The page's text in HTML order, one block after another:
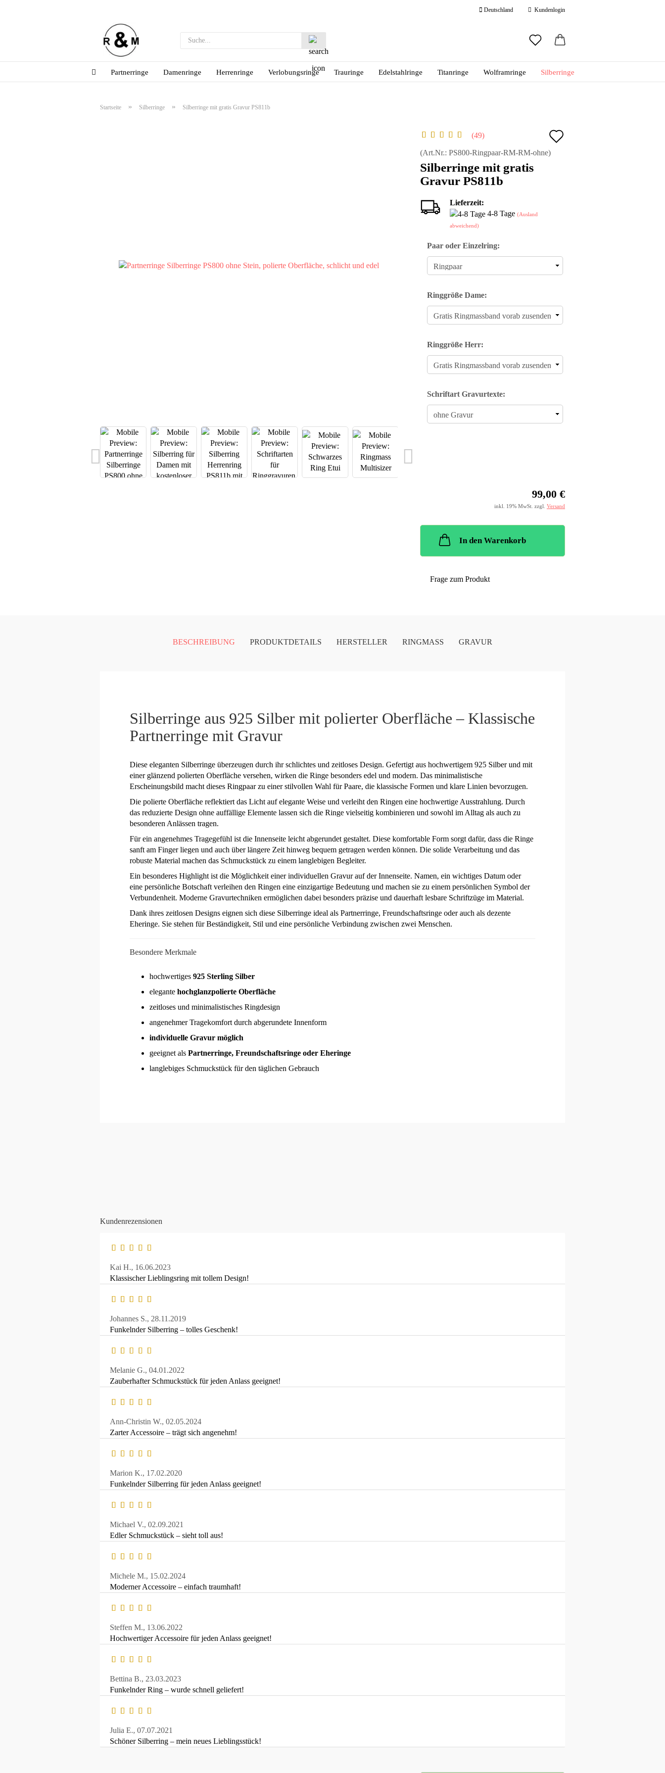
Deutschland Kundenlogin
E-Mail
Konto erstellen
Passwort vergessen?
Partnerringe Damenringe Herrenringe Verlobungsringe Trauringe Edelstahlringe Titanringe Wolframringe Silberringe
Startseite » Silberringe » Silberringe mit gratis Gravur PS811b
49
(Art.Nr.: PS800-Ringpaar-RM-RM-ohne)
Silberringe mit gratis
Gravur PS811b
Lieferzeit:
4-8 Tage (Ausland
abweichend)
Paar oder Einzelring:
Ringgröße Dame:
Ringgröße Herr:
Schriftart Gravurtexte:
99,00 €
inkl. 19% MwSt. zzgl. Versand
In den Warenkorb
Frage zum Produkt
BESCHREIBUNG PRODUKTDETAILS HERSTELLER RINGMASS GRAVUR
Silberringe aus 925 Silber mit polierter Oberfläche – Klassische
Partnerringe mit Gravur
Diese eleganten Silberringe überzeugen durch ihr schlichtes und zeitloses Design. Gefertigt aus hochwertigem 925 Silber und mit
einer glänzend polierten Oberfläche versehen, wirken die Ringe besonders edel und modern. Das minimalistische
Erscheinungsbild macht dieses Ringpaar zu einer stilvollen Wahl für Paare, die klassische Formen und klare Linien bevorzugen.
Die polierte Oberfläche reflektiert das Licht auf elegante Weise und verleiht den Ringen eine hochwertige Ausstrahlung. Durch
das reduzierte Design ohne auffällige Elemente lassen sich die Ringe vielseitig kombinieren und sowohl im Alltag als auch zu
besonderen Anlässen tragen.
Für ein angenehmes Tragegefühl ist die Innenseite leicht abgerundet gestaltet. Diese komfortable Form sorgt dafür, dass die Ringe
sanft am Finger liegen und auch über längere Zeit hinweg bequem getragen werden können. Die solide Verarbeitung und das
robuste Material machen das Schmuckstück zu einem langlebigen Begleiter.
Ein besonderes Highlight ist die Möglichkeit einer individuellen Gravur auf der Innenseite. Namen, ein wichtiges Datum oder
eine persönliche Botschaft verleihen den Ringen eine einzigartige Bedeutung und machen sie zu einem persönlichen Symbol der
Verbundenheit. Moderne Gravurtechniken ermöglichen dabei besonders präzise und dauerhaft lesbare Schriftzüge im Material.
Dank ihres zeitlosen Designs eignen sich diese Silberringe ideal als Partnerringe, Freundschaftsringe oder auch als dezente
Eheringe. Sie stehen für Beständigkeit, Stil und eine persönliche Verbindung zwischen zwei Menschen.
Besondere Merkmale
hochwertiges 925 Sterling Silber
elegante hochglanzpolierte Oberfläche
zeitloses und minimalistisches Ringdesign
angenehmer Tragekomfort durch abgerundete Innenform
individuelle Gravur möglich
geeignet als Partnerringe, Freundschaftsringe oder Eheringe
langlebiges Schmuckstück für den täglichen Gebrauch
Kundenrezensionen
Kai H., 16.06.2023
Klassischer Lieblingsring mit tollem Design!
Johannes S., 28.11.2019
Funkelnder Silberring – tolles Geschenk!
Melanie G., 04.01.2022
Zauberhafter Schmuckstück für jeden Anlass geeignet!
Ann-Christin W., 02.05.2024
Zarter Accessoire – trägt sich angenehm!
Marion K., 17.02.2020
Funkelnder Silberring für jeden Anlass geeignet!
Michael V., 02.09.2021
Edler Schmuckstück – sieht toll aus!
Michele M., 15.02.2024
Moderner Accessoire – einfach traumhaft!
Steffen M., 13.06.2022
Hochwertiger Accessoire für jeden Anlass geeignet!
Bettina B., 23.03.2023
Funkelnder Ring – wurde schnell geliefert!
Julia E., 07.07.2021
Schöner Silberring – mein neues Lieblingsstück!